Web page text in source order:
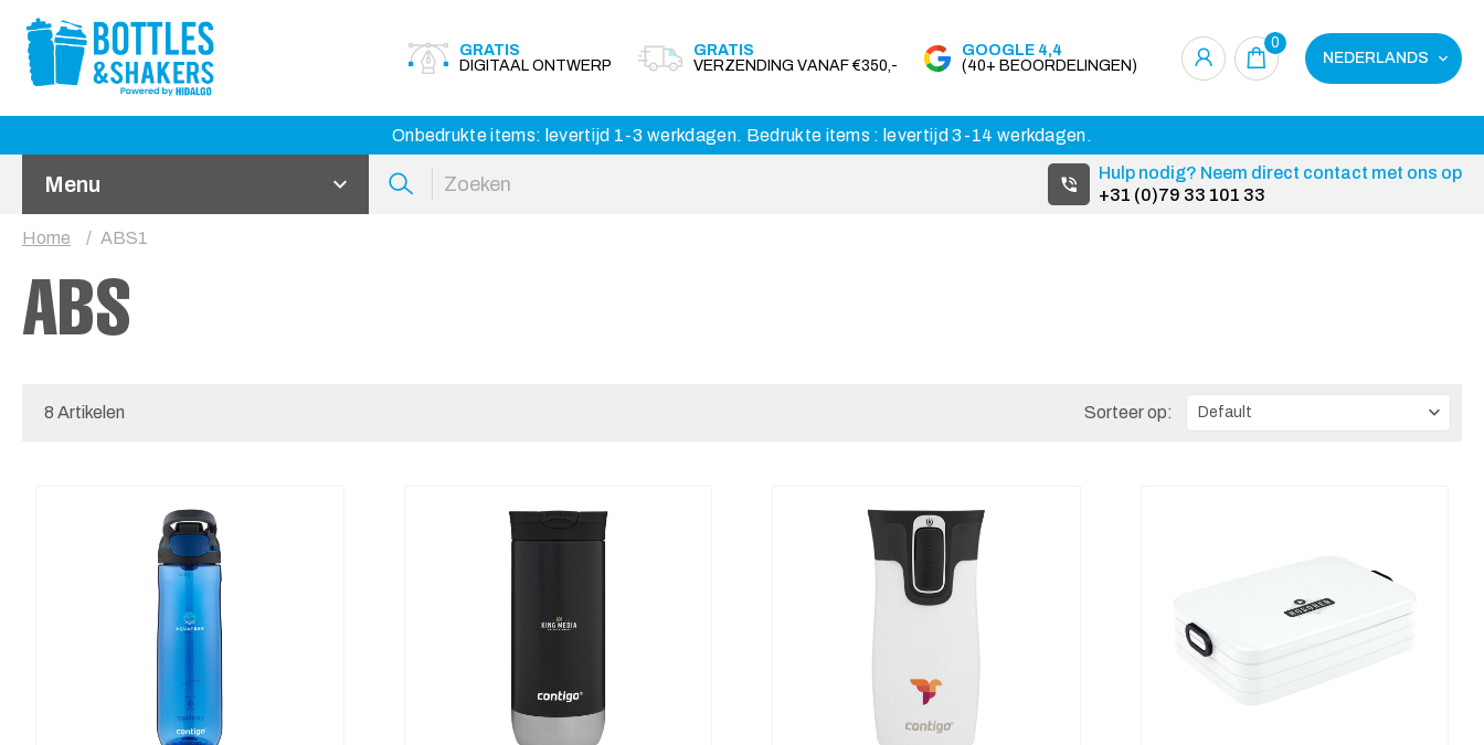
GRATIS
DIGITAAL ONTWERP
GRATIS
VERZENDING VANAF €350,-
GOOGLE 4,4
(40+ BEOORDELINGEN)
0
NEDERLANDS
Onbedrukte items: levertijd 1-3 werkdagen. Bedrukte items : levertijd 3-14 werkdagen.
Menu
Hulp nodig? Neem direct contact met ons op
+31 (0)79 33 101 33
Home ABS1
ABS
8 Artikelen Sorteer op: